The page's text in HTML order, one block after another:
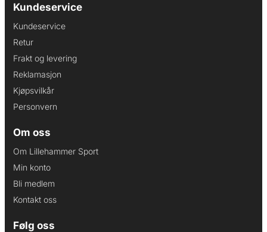
Kundeservice
Kundeservice
Retur
Frakt og levering
Reklamasjon
Kjøpsvilkår
Personvern
Om oss
Om Lillehammer Sport
Min konto
Bli medlem
Kontakt oss
Følg oss